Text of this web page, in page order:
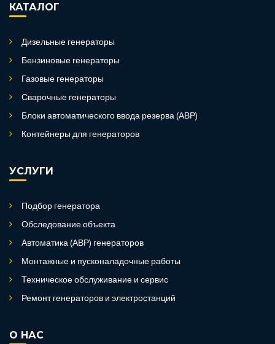
КАТАЛОГ
Дизельные генераторы
Бензиновые генераторы
Газовые генераторы
Сварочные генераторы
Блоки автоматического ввода резерва (АВР)
Контейнеры для генераторов
УСЛУГИ
Подбор генератора
Обследование объекта
Автоматика (АВР) генераторов
Монтажные и пусконаладочные работы
Техническое обслуживание и сервис
Ремонт генераторов и электростанций
О НАС